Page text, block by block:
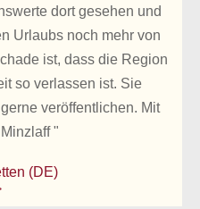
dort gesehen und
Urlaubs noch mehr von
ist, dass die Region
so verlassen ist. Sie
veröffentlichen. Mit
"
(DE)